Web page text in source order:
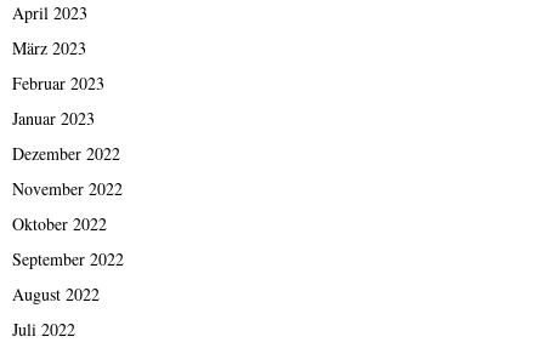
April 2023
März 2023
Februar 2023
Januar 2023
Dezember 2022
November 2022
Oktober 2022
September 2022
August 2022
Juli 2022